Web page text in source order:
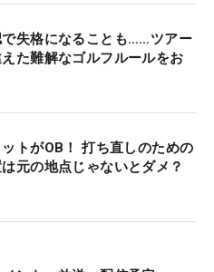
失格になることも……ツアー
た難解なゴルフルールをお
トがOB！ 打ち直しのための
元の地点じゃないとダメ？